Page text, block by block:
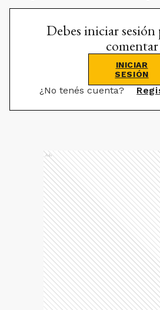
Debes iniciar sesión
comentar
INICIAR
SESIÓN
¿No tenés cuenta?
Ads